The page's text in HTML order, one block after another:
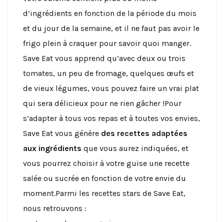
d’ingrédients en fonction de la période du mois
et du jour de la semaine, et il ne faut pas avoir le
frigo plein à craquer pour savoir quoi manger.
Save Eat vous apprend qu’avec deux ou trois
tomates, un peu de fromage, quelques œufs et
de vieux légumes, vous pouvez faire un vrai plat
qui sera délicieux pour ne rien gâcher !Pour
s’adapter à tous vos repas et à toutes vos envies,
Save Eat vous génère des recettes adaptées
aux ingrédients que vous aurez indiquées, et
vous pourrez choisir à votre guise une recette
salée ou sucrée en fonction de votre envie du
moment.Parmi les recettes stars de Save Eat,
nous retrouvons :